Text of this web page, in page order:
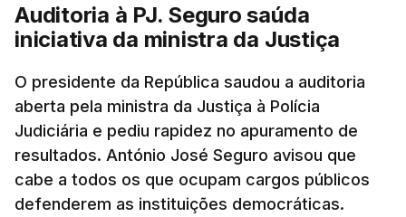
Auditoria à PJ. Seguro saúda
iniciativa da ministra da Justiça
O presidente da República saudou a auditoria
aberta pela ministra da Justiça à Polícia
Judiciária e pediu rapidez no apuramento de
resultados. António José Seguro avisou que
cabe a todos os que ocupam cargos públicos
defenderem as instituições democráticas.